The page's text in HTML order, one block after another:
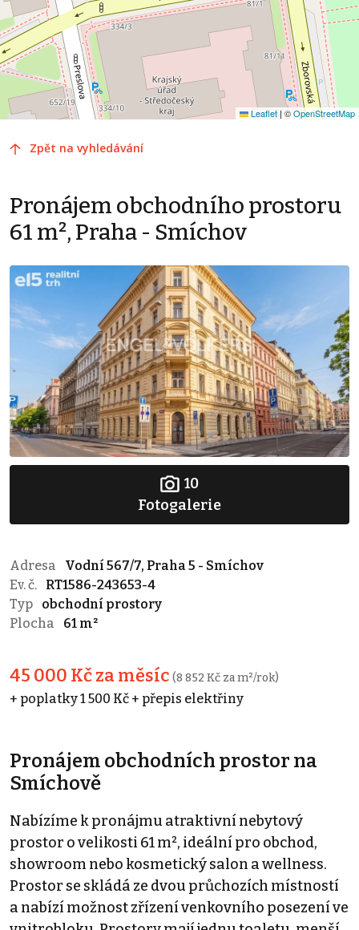
Leaflet | ©OpenStreetMap
Zpět na vyhledávání
Pronájem obchodního prostoru
61 m², Praha - Smíchov
10
Fotogalerie
Adresa
Vodní 567/7, Praha 5 - Smíchov
Ev. č.
RT1586-243653-4
Typ
obchodní prostory
Plocha
61 m²
45 000 Kč za měsíc (8 852 Kč za m²/rok)
+ poplatky 1 500 Kč + přepis elektřiny
Pronájem obchodních prostor na
Smíchově
Nabízíme k pronájmu atraktivní nebytový
prostor o velikosti 61 m², ideální pro obchod,
showroom nebo kosmetický salon a wellness.
Prostor se skládá ze dvou průchozích místností
a nabízí možnost zřízení venkovního posezení ve